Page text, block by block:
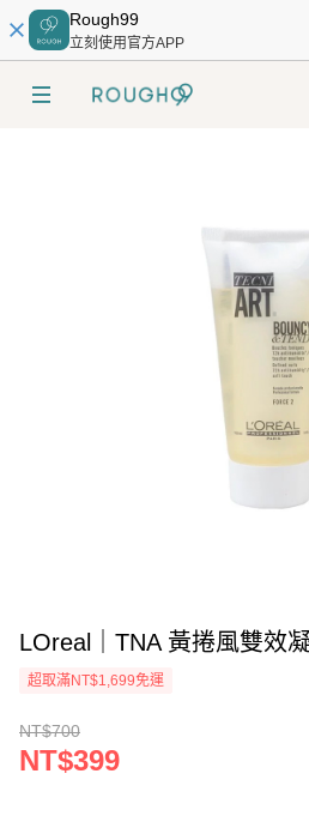
Rough99
立刻使用官方APP
LOreal｜TNA 黃捲風雙效
超取滿NT$1,699免運
NT$700
NT$399